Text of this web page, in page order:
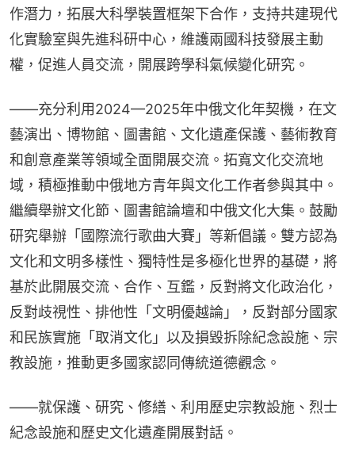
作潛力，拓展大科學裝置框架下合作，支持共建現代
化實驗室與先進科研中心，維護兩國科技發展主動
權，促進人員交流，開展跨學科氣候變化研究。
——充分利用2024—2025年中俄文化年契機，在文
藝演出、博物館、圖書館、文化遺產保護、藝術教育
和創意產業等領域全面開展交流。拓寬文化交流地
域，積極推動中俄地方青年與文化工作者參與其中。
繼續舉辦文化節、圖書館論壇和中俄文化大集。鼓勵
研究舉辦「國際流行歌曲大賽」等新倡議。雙方認為
文化和文明多樣性、獨特性是多極化世界的基礎，將
基於此開展交流、合作、互鑑，反對將文化政治化，
反對歧視性、排他性「文明優越論」，反對部分國家
和民族實施「取消文化」以及損毀拆除紀念設施、宗
教設施，推動更多國家認同傳統道德觀念。
——就保護、研究、修繕、利用歷史宗教設施、烈士
紀念設施和歷史文化遺產開展對話。